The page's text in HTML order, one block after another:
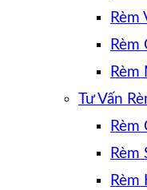
Rèm
Rèm
Rèm
Tư Vấn
Rèm
Rèm
Rèm